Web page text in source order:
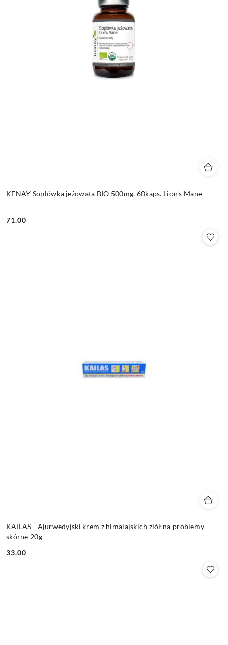
KENAY Soplówka jeżowata BIO 500mg, 60kaps. Lion's Mane
Cena:
71.00
KAILAS - Ajurwedyjski krem z himalajskich ziół na problemy
skórne 20g
Cena:
33.00